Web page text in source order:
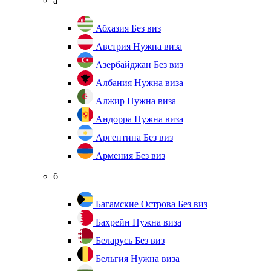
Абхазия Без виз
Австрия Нужна виза
Азербайджан Без виз
Албания Нужна виза
Алжир Нужна виза
Андорра Нужна виза
Аргентина Без виз
Армения Без виз
б
Багамские Острова Без виз
Бахрейн Нужна виза
Беларусь Без виз
Бельгия Нужна виза